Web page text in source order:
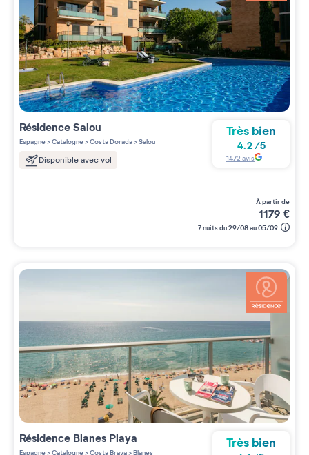
RésidenceSalou
Espagne>Catalogne>Costa Dorada>Salou
Disponible avec vol
Très bien
4.2/5
1472 avis
à partir de
1179 €
7 nuits du 29/08 au 05/09
Résidence Blanes Playa
Espagne>Catalogne>Costa Brava>Blanes
Très bien